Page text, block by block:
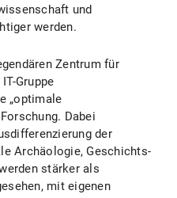
und
werden.
Zentrum für
Gruppe
„optimale
Dabei
der
Archäologie, Geschichts-
stärker als
mit eigenen